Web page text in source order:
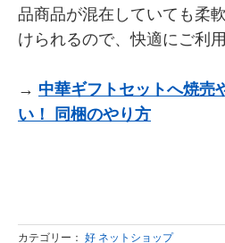
品商品が混在していても柔
けられるので、快適にご利
→ 中華ギフトセットへ焼売
い！ 同梱のやり方
カテゴリー： 好 ネットショップ